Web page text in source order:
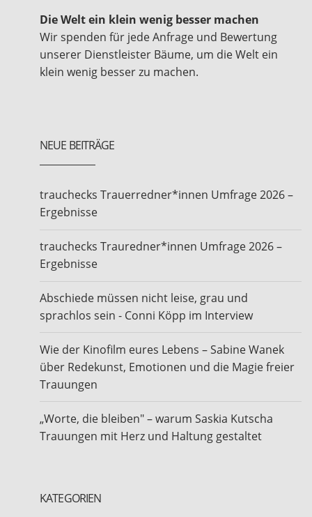
Die Welt ein klein wenig besser machen
Wir spenden für jede Anfrage und Bewertung
unserer Dienstleister Bäume, um die Welt ein
klein wenig besser zu machen.
NEUE BEITRÄGE
trauchecks Trauerredner*innen Umfrage 2026 –
Ergebnisse
trauchecks Trauredner*innen Umfrage 2026 –
Ergebnisse
Abschiede müssen nicht leise, grau und
sprachlos sein - Conni Köpp im Interview
Wie der Kinofilm eures Lebens – Sabine Wanek
über Redekunst, Emotionen und die Magie freier
Trauungen
„Worte, die bleiben" – warum Saskia Kutscha
Trauungen mit Herz und Haltung gestaltet
KATEGORIEN